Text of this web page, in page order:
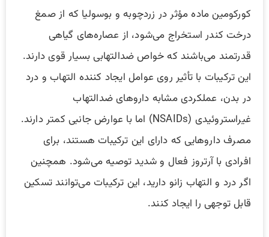
کورکومین ماده مؤثر در زردچوبه و بوسولیا که از صمغ
درخت کندر استخراج می‌شود، از عصاره‌های گیاهی
قدرتمند می‌باشند که خواص ضدالتهابی بسیار قوی دارند.
این ترکیبات با تأثیر روی عوامل ایجاد کننده التهاب و درد
در بدن، عملکردی مشابه داروهای ضدالتهاب
غیراستروئیدی (NSAIDs) اما با عوارض جانبی کمتر دارند.
مصرف داروهایی که دارای این ترکیبات هستند، برای
افرادی با آرتروز فعال و شدید توصیه می‌شود. همچنین
اگر درد و التهاب زانو دارید، این ترکیبات می‌توانند تسکین
قابل توجهی را ایجاد کنند.